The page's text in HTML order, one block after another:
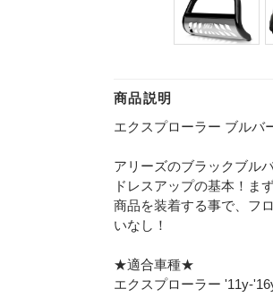
商品説明
エクスプローラー ブルバ
アリーズのブラックブル
ドレスアップの基本！ま
商品を装着する事で、フ
いなし！
★適合車種★
エクスプローラー '11y-